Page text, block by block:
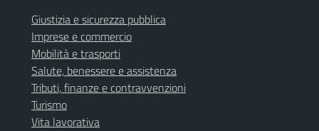
Giustizia e sicurezza pubblica
Imprese e commercio
Mobilità e trasporti
Salute, benessere e assistenza
Tributi, finanze e contravvenzioni
Turismo
Vita lavorativa